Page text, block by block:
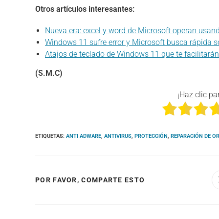
Otros artículos interesantes:
Nueva era: excel y word de Microsoft operan
Windows 11 sufre error y Microsoft busca rápida
Atajos de teclado de Windows 11 que te
(S.M.C)
¡Haz clic
ETIQUETAS: ANTI ADWARE, ANTIVIRUS, PROTECCIÓN, REPARACIÓN DE
POR FAVOR, COMPARTE ESTO